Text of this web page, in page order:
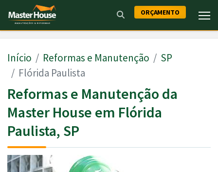
ORÇAMENTO
Início Reformas e Manutenção
SP
Flórida Paulista
Reformas e Manutenção da
Master House em Flórida
Paulista, SP